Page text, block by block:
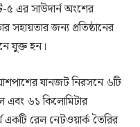
এর সাউদার্ন অংশের
সহায়তার জন্য প্রতিষ্ঠানের
যুক্ত হন।
যানজট নিরসনে ৬টি
এবং ৬১ কিলোমিটার
একটি রেল নেটওয়ার্ক তৈরির